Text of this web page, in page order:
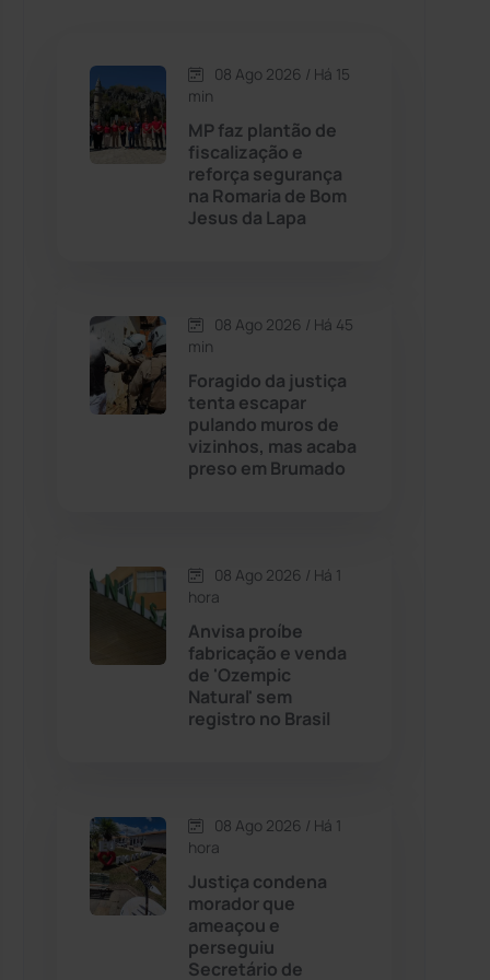
Caetité (1504)
Candiba
Cândido Sales (121)
Caturama
Chapada Diamantina (430)
Cordeiros
Dom Basílio
(1235)
Érico Cardoso
Esportes
08 Ago 2026 / Há 15
min
MP faz plantão de
fiscalização e
reforça segurança
na Romaria de Bom
Jesus da Lapa
08 Ago 2026 / Há 45
min
Foragido da justiça
tenta escapar
pulando muros de
vizinhos, mas acaba
preso em Brumado
08 Ago 2026 / Há 1
hora
Anvisa proíbe
fabricação e venda
de 'Ozempic
Natural' sem
registro no Brasil
08 Ago 2026 / Há 1
hora
Justiça condena
morador que
ameaçou e
perseguiu
Secretário de